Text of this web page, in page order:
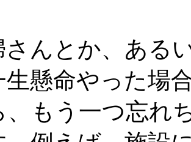
さんとか、ある
生懸命やった場
、もう一つ忘れ